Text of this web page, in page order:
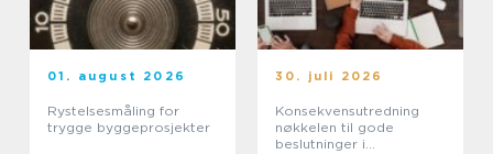
01. august 2026
Rystelsesmåling for
trygge byggeprosjekter
30. juli 2026
Konsekvensutredning
nøkkelen til gode
beslutninger i